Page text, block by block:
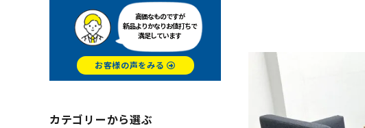
高価なものですが
新品よりかなりお値打ちで
満足しています
お客様の声をみる
カテゴリーから選ぶ